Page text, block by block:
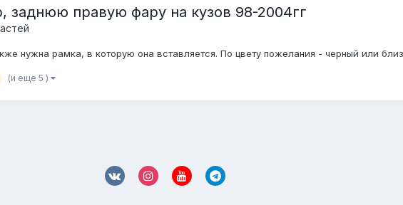
заднюю правую фару на кузов 98-2004гг
нужна рамка, в которую она вставляется. По цвету пожелания - черный или
(и еще 5 )